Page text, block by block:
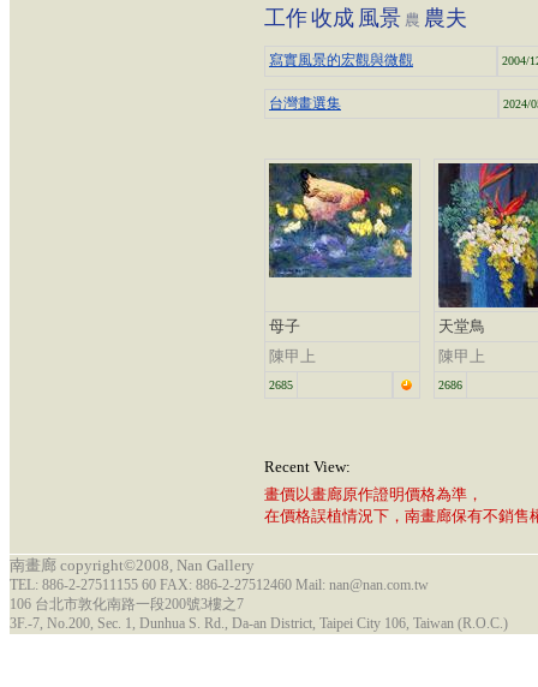
工作收成 風景 農 農夫
寫實風景的宏觀與微觀 2004/
台灣畫選集 2024/
母子
陳甲上
2685
天堂鳥
陳甲上
2686
Recent View:
畫價以畫廊原作證明價格為準，
在價格誤植情況下，南畫廊保有不銷售
南畫廊 copyright©2008, Nan Gallery
TEL: 886-2-27511155 60 FAX: 886-2-27512460 Mail: nan@nan.com.tw
106 台北市敦化南路一段200號3樓之7
3F.-7, No.200, Sec. 1, Dunhua S. Rd., Da-an District, Taipei City 106, Taiwan (R.O.C.)